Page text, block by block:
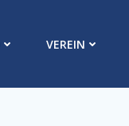
VEREIN